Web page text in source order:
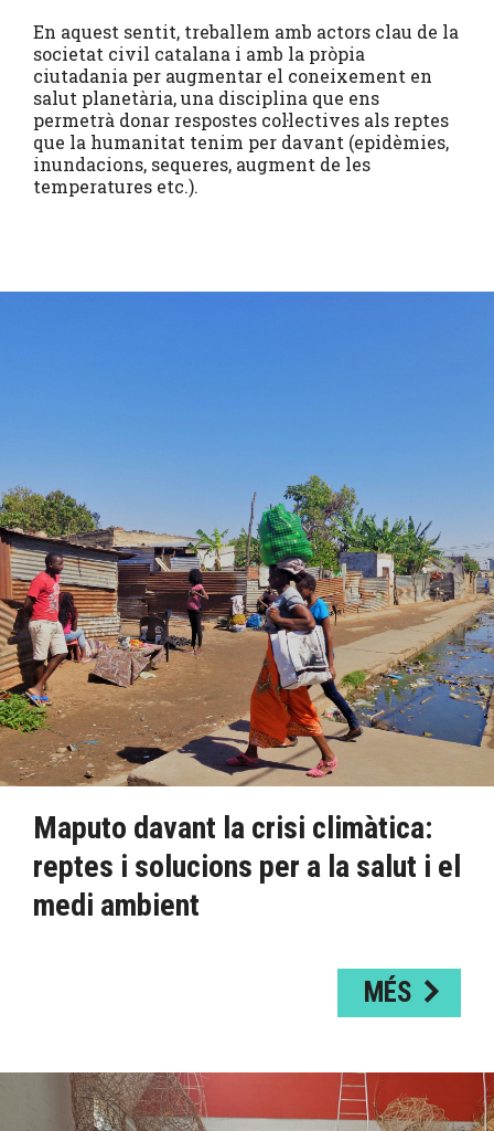
En aquest sentit, treballem amb actors clau de la
societat civil catalana i amb la pròpia
ciutadania per augmentar el coneixement en
salut planetària, una disciplina que ens
permetrà donar respostes col·lectives als reptes
que la humanitat tenim per davant (epidèmies,
inundacions, sequeres, augment de les
temperatures etc.).
Maputo davant la crisi climàtica:
reptes i solucions per a la salut i el
medi ambient
MÉS